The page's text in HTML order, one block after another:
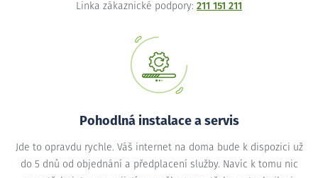
Linka zákaznické podpory: 211 151 211
Pohodlná instalace a servis
Jde to opravdu rychle. Váš internet na doma bude k dispozici už
do 5 dnů od objednání a předplacení služby. Navíc k tomu nic